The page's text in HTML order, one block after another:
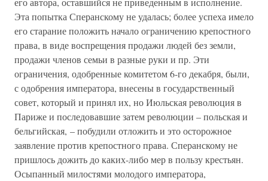
Эта попытка Сперанскому не удалась; более успеха имело
его старание положить начало ограничению крепостного
права, в виде воспрещения продажи людей без земли,
продажи членов семьи в разные руки и пр. Эти
ограничения, одобренные комитетом 6-го декабря, были,
с одобрения императора, внесены в государственный
совет, который и принял их, но Июльская революция в
Париже и последовавшие затем революции – польская и
бельгийская, – побудили отложить и это осторожное
заявление против крепостного права. Сперанскому не
пришлось дожить до каких-либо мер в пользу крестьян.
Осыпанный милостями молодого императора,